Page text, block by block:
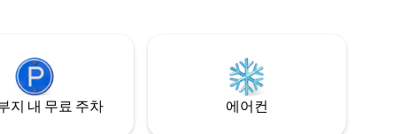
서 100m 거
면 몇 정거
지 내 무료 주차 에어컨